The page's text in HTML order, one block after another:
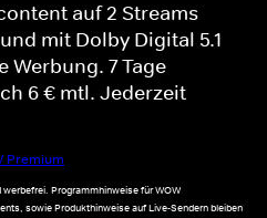
auf 2 Streams
mit Dolby Digital 5.1
Werbung. 7 Tage
6 € mtl. Jederzeit
Premium
Programmhinweise für WOW
sowie Produkthinweise auf Live-Sendern bleiben